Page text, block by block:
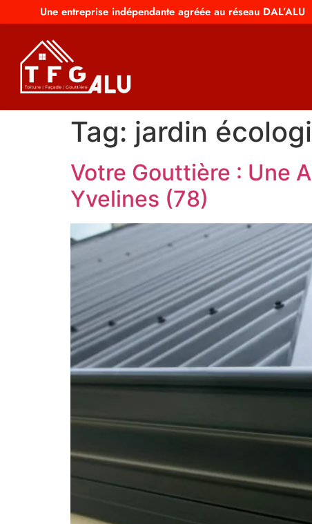
Une entreprise indépendante agréée au réseau DAL’ALU
Tag: jardin
Votre Gouttière : Une
Yvelines (78)